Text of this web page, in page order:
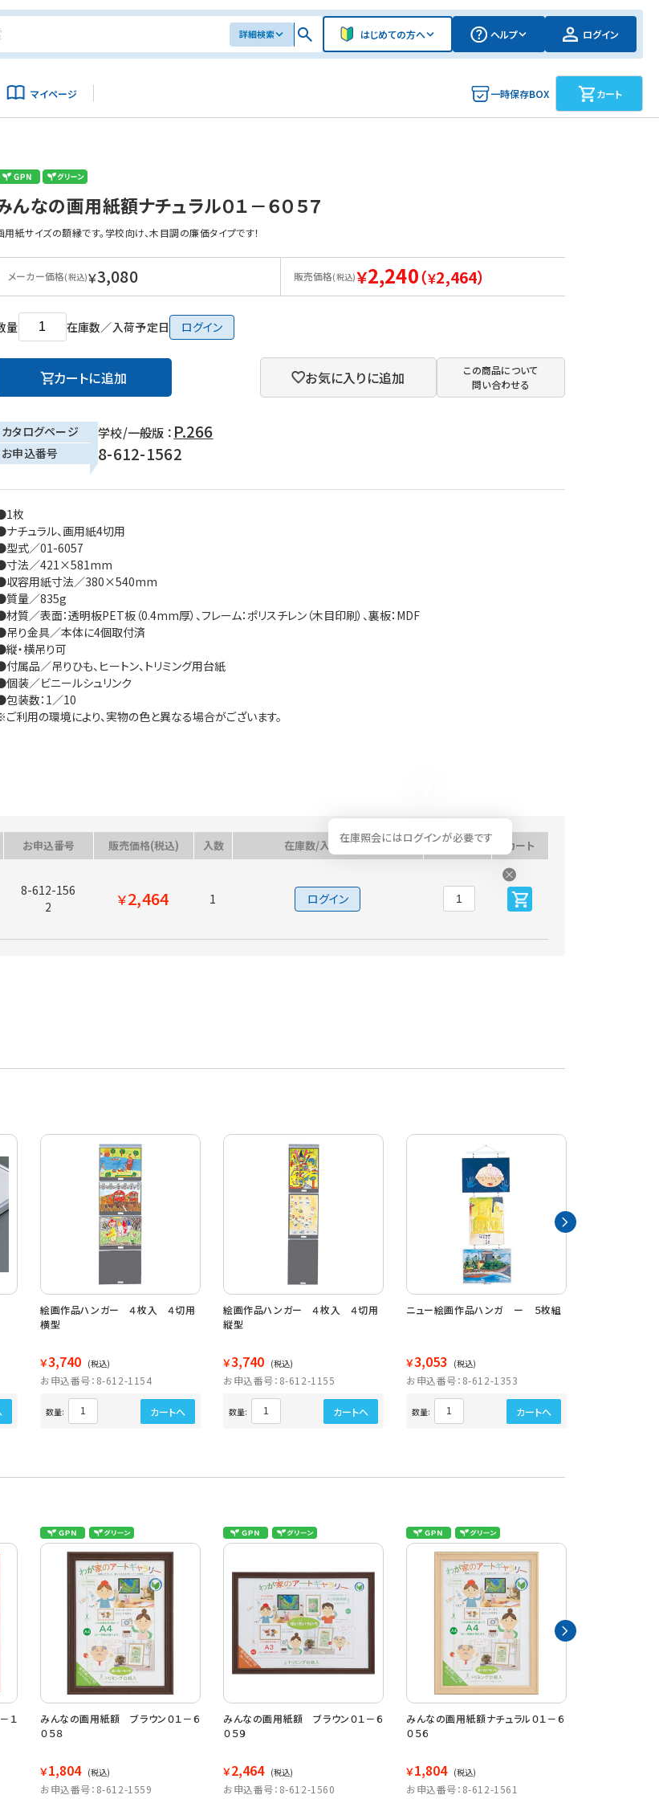
詳細検索 はじめての方へ ヘルプ ログイン
マイページ 一時保存BOX カート
んなの画用紙額ナチュラル０１－６０５７
用紙サイズの額縁です。学校向け、木目調の廉価タイプです！
メーカー価格(税込)￥3,080 販売価格(税込)￥2,240（￥2,464）
量 在庫数／入荷予定日 ログイン
カートに追加 お気に入りに追加
この商品について
問い合わせる
カタログページ 学校/一般版 ： P.266
お申込番号 8-612-1562
枚
チュラル、画用紙4切用
型式／01-6057
寸法／421×581mm
収容用紙寸法／380×540mm
質量／835g
質／表面：透明板PET板（0.4mm厚）、フレーム：ポリスチレン（木目印刷）、裏板：MDF
り金具／本体に4個取付済
・横吊り可
属品／吊りひも、ヒートン、トリミング用台紙
装／ビニールシュリンク
装数：1／10
利用の環境により、実物の色と異なる場合がございます。
お申込番号 販売価格(税込) 入数 在庫数/入荷予定日
在庫照会にはログインが必要です
数量 カート
8-612-156
2
￥2,464 1 ログイン
絵画作品ハンガー ４枚入 ４切用
横型
￥3,740 (税込)
お申込番号：8-612-1154
数量: カートへ
絵画作品ハンガー ４枚入 ４切用
縦型
￥3,740 (税込)
お申込番号：8-612-1155
数量: カートへ
ニュー絵画作品ハンガ ー ５枚組
￥3,053 (税込)
お申込番号：8-612-1353
数量: カートへ
１
みんなの画用紙額 ブラウン０１－６
０５８
￥1,804 (税込)
お申込番号：8-612-1559
みんなの画用紙額 ブラウン０１－６
０５９
￥2,464 (税込)
お申込番号：8-612-1560
みんなの画用紙額ナチュラル０１－６
０５６
￥1,804 (税込)
お申込番号：8-612-1561